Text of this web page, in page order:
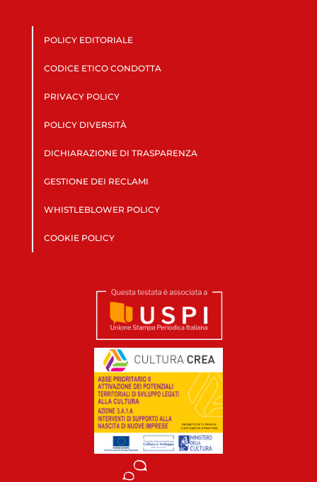
POLICY EDITORIALE
CODICE ETICO CONDOTTA
PRIVACY POLICY
POLICY DIVERSITÀ
DICHIARAZIONE DI TRASPARENZA
GESTIONE DEI RECLAMI
WHISTLEBLOWER POLICY
COOKIE POLICY